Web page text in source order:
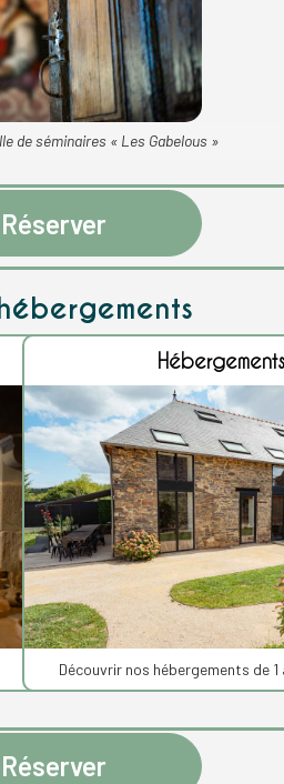
de séminaires « Les Gabelous »
Réserver
Hébergements
Découvrir nos hébergements de
Réserver